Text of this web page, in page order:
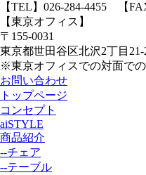
【TEL】 026-284-4455 【
【東京オフィス】
〒155-0031
東京都世田谷区北沢2丁目21-
※東京オフィスでの対面で
お問い合わせ
トップページ
コンセプト
aiSTYLE
商品紹介
--チェア
--テーブル